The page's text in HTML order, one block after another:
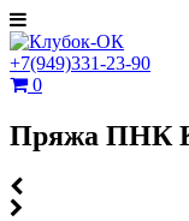
+7(949)331-23-90
0
Пряжа ПНК